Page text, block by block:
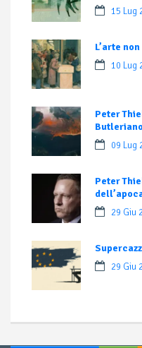
15 Lug
L’arte
10 Lug
Peter
09 Lug
Peter
29 Giu
29 Giu